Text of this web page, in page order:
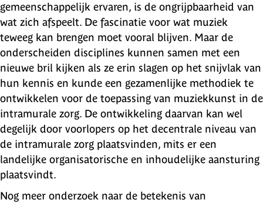
gemeenschappelijk ervaren, is de ongrijpbaarheid van
wat zich afspeelt. De fascinatie voor wat muziek
teweeg kan brengen moet vooral blijven. Maar de
onderscheiden disciplines kunnen samen met een
nieuwe bril kijken als ze erin slagen op het snijvlak van
hun kennis en kunde een gezamenlijke methodiek te
ontwikkelen voor de toepassing van muziekkunst in de
intramurale zorg. De ontwikkeling daarvan kan wel
degelijk door voorlopers op het decentrale niveau van
de intramurale zorg plaatsvinden, mits er een
landelijke organisatorische en inhoudelijke aansturing
plaatsvindt.
Nog meer onderzoek naar de betekenis van